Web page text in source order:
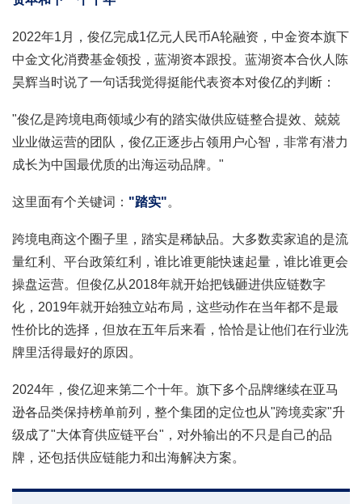
2022年1月，俊亿完成1亿元人民币A轮融资，中金资本旗下
中金文化消费基金领投，蓝湖资本跟投。蓝湖资本合伙人陈
昊辉当时说了一句话我觉得挺能代表资本对俊亿的判断：
"俊亿是跨境电商领域少有的踏实做供应链整合提效、兢兢
业业做运营的团队，俊亿正逐步占领用户心智，非常有潜力
成长为中国最优质的出海运动品牌。"
这里面有个关键词： "踏实"。
跨境电商这个圈子里，踏实是稀缺品。大多数卖家追的是流
量红利、平台政策红利，谁比谁更能快速起量，谁比谁更会
操盘运营。但俊亿从2018年就开始把钱砸进供应链数字
化，2019年就开始独立站布局，这些动作在当年都不是最
性价比的选择，但放在五年后来看，恰恰是让他们在行业洗
牌里活得最好的原因。
2024年，俊亿迎来第二个十年。旗下多个品牌继续在亚马
逊各品类保持榜单前列，整个集团的定位也从"跨境卖家"升
级成了"大体育供应链平台"，对外输出的不只是自己的品
牌，还包括供应链能力和出海解决方案。